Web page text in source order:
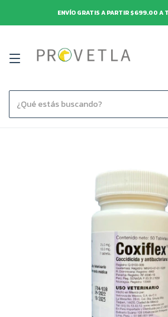
ENVÍO GRATIS A PARTIR $699.00 A